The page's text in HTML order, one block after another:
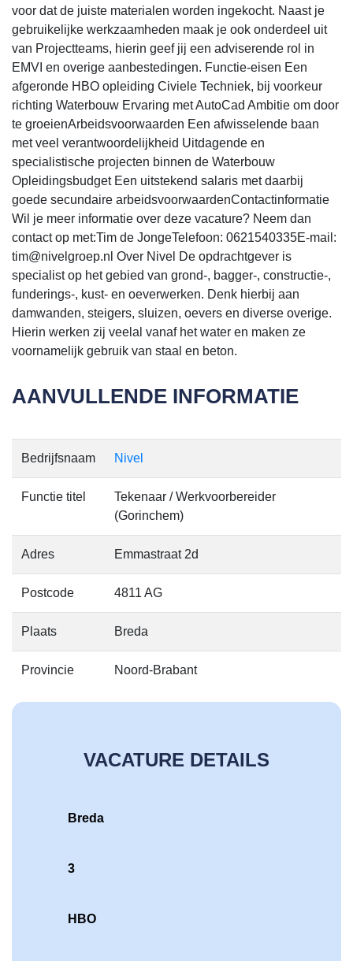
voor dat de juiste materialen worden ingekocht. Naast je
gebruikelijke werkzaamheden maak je ook onderdeel uit
van Projectteams, hierin geef jij een adviserende rol in
EMVI en overige aanbestedingen. Functie-eisen Een
afgeronde HBO opleiding Civiele Techniek, bij voorkeur
richting Waterbouw Ervaring met AutoCad Ambitie om door
te groeienArbeidsvoorwaarden Een afwisselende baan
met veel verantwoordelijkheid Uitdagende en
specialistische projecten binnen de Waterbouw
Opleidingsbudget Een uitstekend salaris met daarbij
goede secundaire arbeidsvoorwaardenContactinformatie
Wil je meer informatie over deze vacature? Neem dan
contact op met:Tim de JongeTelefoon: 0621540335E-mail:
tim@nivelgroep.nl Over Nivel De opdrachtgever is
specialist op het gebied van grond-, bagger-, constructie-,
funderings-, kust- en oeverwerken. Denk hierbij aan
damwanden, steigers, sluizen, oevers en diverse overige.
Hierin werken zij veelal vanaf het water en maken ze
voornamelijk gebruik van staal en beton.
AANVULLENDE INFORMATIE
Bedrijfsnaam Nivel
Functie titel
Tekenaar / Werkvoorbereider
(Gorinchem)
Adres Emmastraat 2d
Postcode 4811 AG
Plaats Breda
Provincie Noord-Brabant
VACATURE DETAILS
Breda
3
HBO